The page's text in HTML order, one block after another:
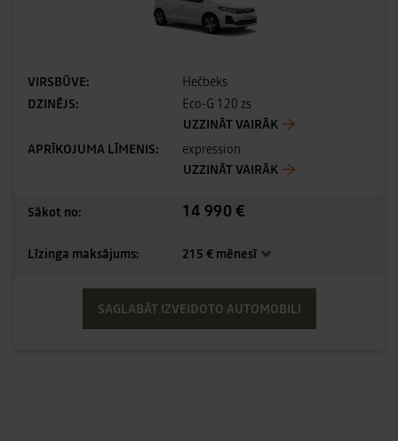
VIRSBŪVE:
Hečbeks
DZINĒJS:
Eco-G 120 zs
UZZINĀT VAIRĀK
APRĪKOJUMA LĪMENIS:
expression
UZZINĀT VAIRĀK
Sākot no: 14 990 €
Līzinga maksājums: 215 € mēnesī
SAGLABĀT IZVEIDOTO AUTOMOBILI